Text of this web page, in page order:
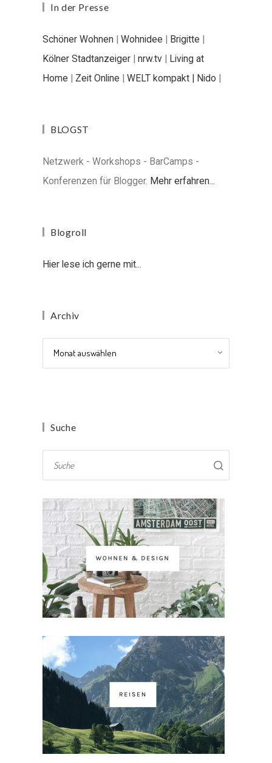
In der Presse
Schöner Wohnen | Wohnidee | Brigitte |
Kölner Stadtanzeiger | nrw.tv | Living at
Home | Zeit Online | WELT kompakt | Nido |
BLOGST
Netzwerk - Workshops - BarCamps -
Konferenzen für Blogger. Mehr erfahren...
Blogroll
Hier lese ich gerne mit...
Archiv
Suche